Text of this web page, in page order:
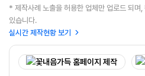
* 제작사례 노출을 허용한 업체만 업로드 되며
있습니다.
실시간 제작현황 보기